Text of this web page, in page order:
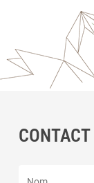
CONTACT